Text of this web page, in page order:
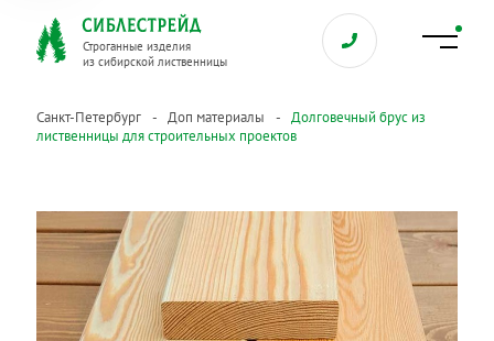
Строганные изделия
из сибирской лиственницы
Санкт-Петербург Доп материалы
Долговечный брус из
лиственницы для строительных проектов